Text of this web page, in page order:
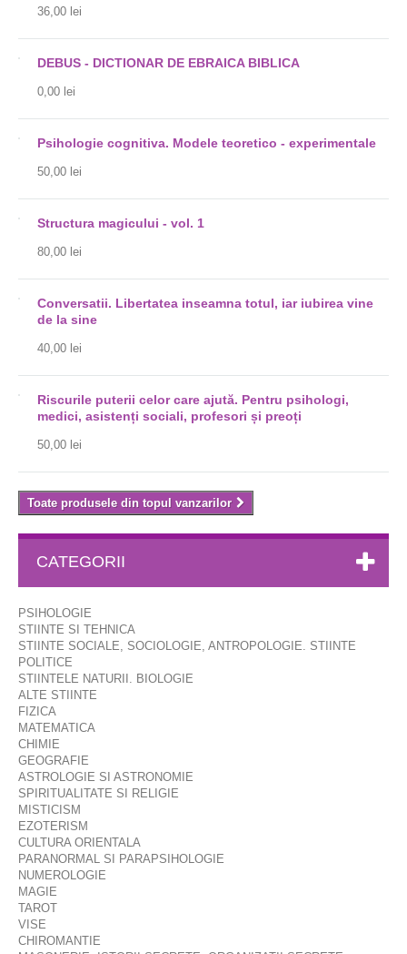
36,00 lei
DEBUS - DICTIONAR DE EBRAICA BIBLICA
0,00 lei
Psihologie cognitiva. Modele teoretico - experimentale
50,00 lei
Structura magicului - vol. 1
80,00 lei
Conversatii. Libertatea inseamna totul, iar iubirea vine
de la sine
40,00 lei
Riscurile puterii celor care ajută. Pentru psihologi,
medici, asistenți sociali, profesori și preoți
50,00 lei
Toate produsele din topul vanzarilor
CATEGORII
PSIHOLOGIE
STIINTE SI TEHNICA
STIINTE SOCIALE, SOCIOLOGIE, ANTROPOLOGIE. STIINTE
POLITICE
STIINTELE NATURII. BIOLOGIE
ALTE STIINTE
FIZICA
MATEMATICA
CHIMIE
GEOGRAFIE
ASTROLOGIE SI ASTRONOMIE
SPIRITUALITATE SI RELIGIE
MISTICISM
EZOTERISM
CULTURA ORIENTALA
PARANORMAL SI PARAPSIHOLOGIE
NUMEROLOGIE
MAGIE
TAROT
VISE
CHIROMANTIE